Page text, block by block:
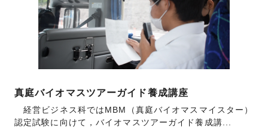
真庭バイオマスツアーガイド養成講座
経営ビジネス科ではMBM（真庭バイオマスマイスター）
認定試験に向けて，バイオマスツアーガイド養成講...